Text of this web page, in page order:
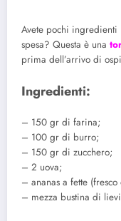
Avete pochi ingredienti
spesa? Questa è una
prima dell’arrivo di
Ingredienti:
– 150 gr di farina;
– 100 gr di burro;
– 150 gr di zucchero;
– 2 uova;
– ananas a fette (fresco
– mezza bustina di